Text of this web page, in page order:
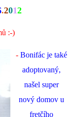
.2012
:-)
- Bonifác je také
adoptovaný,
našel super
nový domov u
fretčího